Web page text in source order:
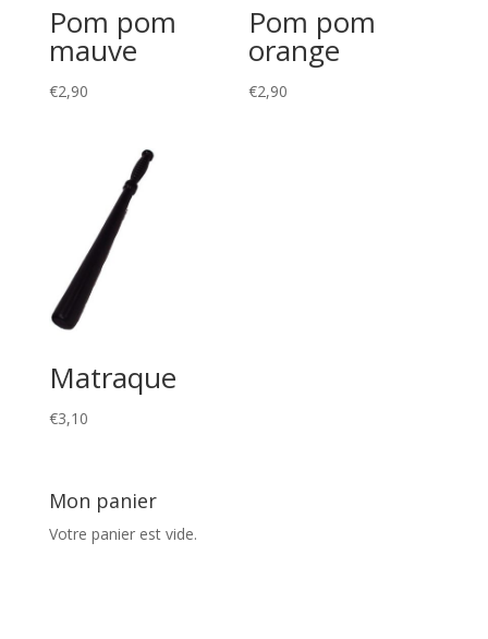
Pom pom
mauve
€2,90
Pom pom
orange
€2,90
Matraque
€3,10
Mon panier
Votre panier est vide.